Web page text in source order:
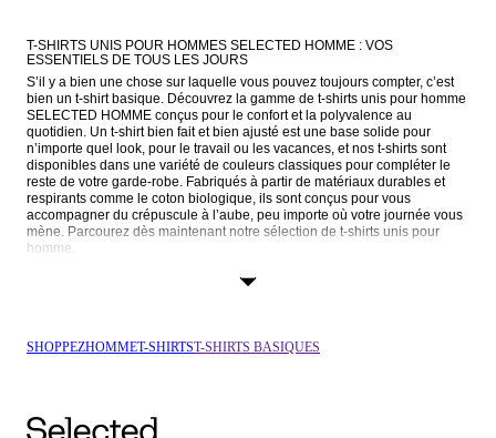
T-SHIRTS UNIS POUR HOMMES SELECTED HOMME : VOS
ESSENTIELS DE TOUS LES JOURS
S’il y a bien une chose sur laquelle vous pouvez toujours compter, c’est
bien un t-shirt basique. Découvrez la gamme de t-shirts unis pour homme
SELECTED HOMME conçus pour le confort et la polyvalence au
quotidien. Un t-shirt bien fait et bien ajusté est une base solide pour
n’importe quel look, pour le travail ou les vacances, et nos t-shirts sont
disponibles dans une variété de couleurs classiques pour compléter le
reste de votre garde-robe. Fabriqués à partir de matériaux durables et
respirants comme le coton biologique, ils sont conçus pour vous
accompagner du crépuscule à l’aube, peu importe où votre journée vous
mène. Parcourez dès maintenant notre sélection de t-shirts unis pour
homme.
T-SHIRTS BASIQUES : UN MUST-HAVE DANS LA GARDE-ROBE DE
large gamme de couleurs conçues pour s’intégrer parfaitement à votre
également des
packs de t-shirts
SHOPPEZHOMMET-SHIRTST-SHIRTS BASIQUES